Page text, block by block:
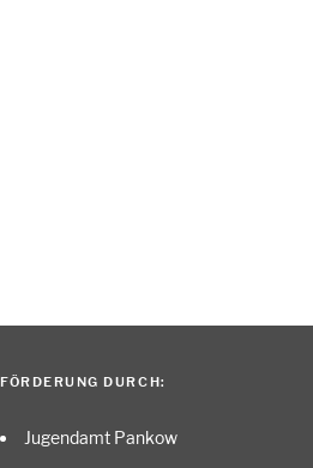
FÖRDERUNG DURCH:
Jugendamt Pankow